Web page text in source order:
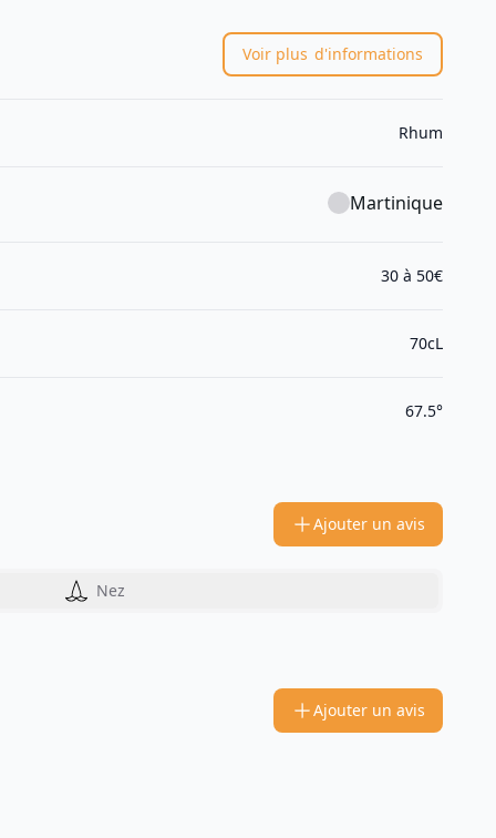
Voir plus d'informations
Rhum
Martinique
30 à 50€
70cL
67.5°
Ajouter un avis
Nez
Ajouter un avis